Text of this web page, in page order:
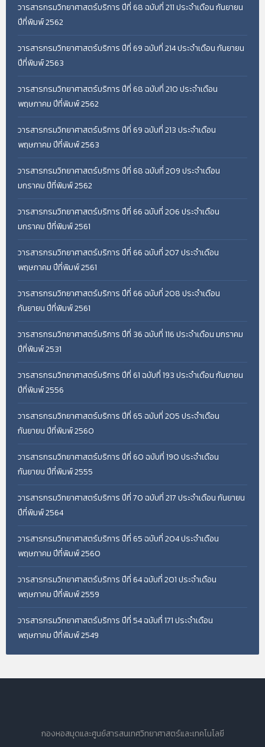
วารสารกรมวิทยาศาสตร์บริการ ปีที่ 68 ฉบับที่ 211 ประจำเดือน กันยายน
ปีที่พิมพ์ 2562
วารสารกรมวิทยาศาสตร์บริการ ปีที่ 69 ฉบับที่ 214 ประจำเดือน กันยายน
ปีที่พิมพ์ 2563
วารสารกรมวิทยาศาสตร์บริการ ปีที่ 68 ฉบับที่ 210 ประจำเดือน
พฤษภาคม ปีที่พิมพ์ 2562
วารสารกรมวิทยาศาสตร์บริการ ปีที่ 69 ฉบับที่ 213 ประจำเดือน
พฤษภาคม ปีที่พิมพ์ 2563
วารสารกรมวิทยาศาสตร์บริการ ปีที่ 68 ฉบับที่ 209 ประจำเดือน
มกราคม ปีที่พิมพ์ 2562
วารสารกรมวิทยาศาสตร์บริการ ปีที่ 66 ฉบับที่ 206 ประจำเดือน
มกราคม ปีที่พิมพ์ 2561
วารสารกรมวิทยาศาสตร์บริการ ปีที่ 66 ฉบับที่ 207 ประจำเดือน
พฤษภาคม ปีที่พิมพ์ 2561
วารสารกรมวิทยาศาสตร์บริการ ปีที่ 66 ฉบับที่ 208 ประจำเดือน
กันยายน ปีที่พิมพ์ 2561
วารสารกรมวิทยาศาสตร์บริการ ปีที่ 36 ฉบับที่ 116 ประจำเดือน มกราคม
ปีที่พิมพ์ 2531
วารสารกรมวิทยาศาสตร์บริการ ปีที่ 61 ฉบับที่ 193 ประจำเดือน กันยายน
ปีที่พิมพ์ 2556
วารสารกรมวิทยาศาสตร์บริการ ปีที่ 65 ฉบับที่ 205 ประจำเดือน
กันยายน ปีที่พิมพ์ 2560
วารสารกรมวิทยาศาสตร์บริการ ปีที่ 60 ฉบับที่ 190 ประจำเดือน
กันยายน ปีที่พิมพ์ 2555
วารสารกรมวิทยาศาสตร์บริการ ปีที่ 70 ฉบับที่ 217 ประจำเดือน กันยายน
ปีที่พิมพ์ 2564
วารสารกรมวิทยาศาสตร์บริการ ปีที่ 65 ฉบับที่ 204 ประจำเดือน
พฤษภาคม ปีที่พิมพ์ 2560
วารสารกรมวิทยาศาสตร์บริการ ปีที่ 64 ฉบับที่ 201 ประจำเดือน
พฤษภาคม ปีที่พิมพ์ 2559
วารสารกรมวิทยาศาสตร์บริการ ปีที่ 54 ฉบับที่ 171 ประจำเดือน
พฤษภาคม ปีที่พิมพ์ 2549
กองหอสมุดและศูนย์สารสนเทศวิทยาศาสตร์และเทคโนโลยี